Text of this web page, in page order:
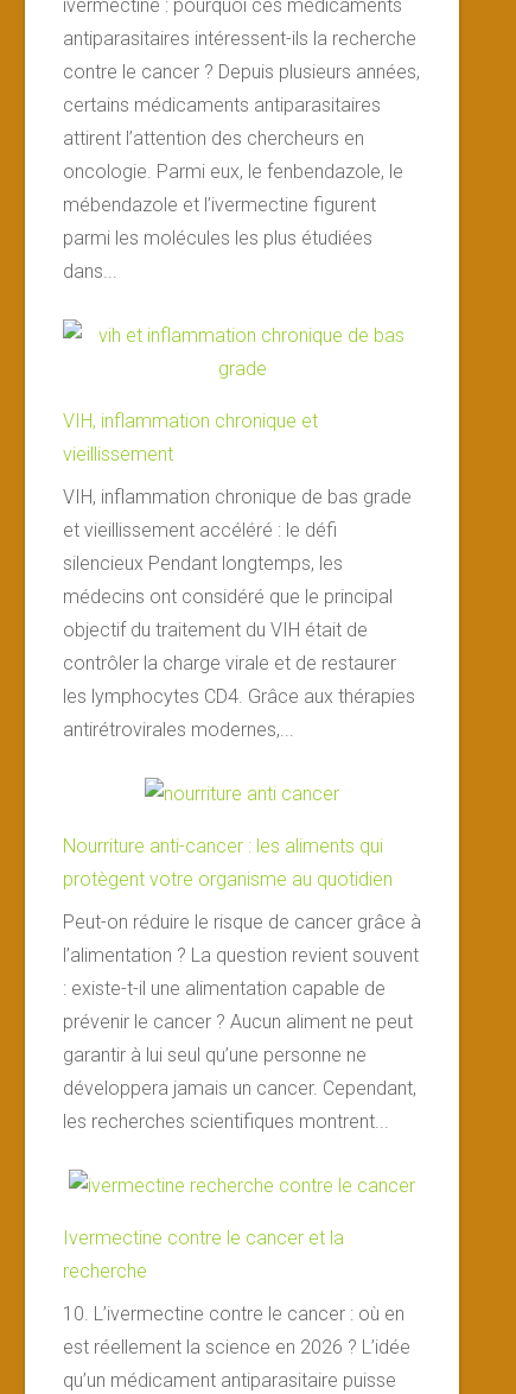
ivermectine : pourquoi ces médicaments
antiparasitaires intéressent-ils la recherche
contre le cancer ? Depuis plusieurs années,
certains médicaments antiparasitaires
attirent l’attention des chercheurs en
oncologie. Parmi eux, le fenbendazole, le
mébendazole et l’ivermectine figurent
parmi les molécules les plus étudiées
dans...
VIH, inflammation chronique et
vieillissement
VIH, inflammation chronique de bas grade
et vieillissement accéléré : le défi
silencieux Pendant longtemps, les
médecins ont considéré que le principal
objectif du traitement du VIH était de
contrôler la charge virale et de restaurer
les lymphocytes CD4. Grâce aux thérapies
antirétrovirales modernes,...
Nourriture anti-cancer : les aliments qui
protègent votre organisme au quotidien
Peut-on réduire le risque de cancer grâce à
l’alimentation ? La question revient souvent
: existe-t-il une alimentation capable de
prévenir le cancer ? Aucun aliment ne peut
garantir à lui seul qu’une personne ne
développera jamais un cancer. Cependant,
les recherches scientifiques montrent...
Ivermectine contre le cancer et la
recherche
10. L’ivermectine contre le cancer : où en
est réellement la science en 2026 ? L’idée
qu’un médicament antiparasitaire puisse